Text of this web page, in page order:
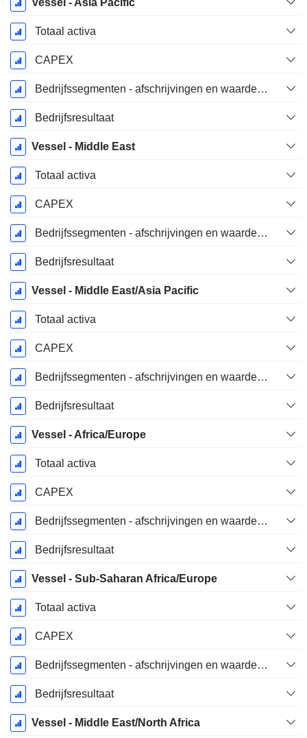
Vessel - Asia Pacific
Totaal activa
CAPEX
Bedrijfssegmenten - afschrijvingen en waardeverminderingen
Bedrijfsresultaat
Vessel - Middle East
Totaal activa
CAPEX
Bedrijfssegmenten - afschrijvingen en waardeverminderingen
Bedrijfsresultaat
Vessel - Middle East/Asia Pacific
Totaal activa
CAPEX
Bedrijfssegmenten - afschrijvingen en waardeverminderingen
Bedrijfsresultaat
Vessel - Africa/Europe
Totaal activa
CAPEX
Bedrijfssegmenten - afschrijvingen en waardeverminderingen
Bedrijfsresultaat
Vessel - Sub-Saharan Africa/Europe
Totaal activa
CAPEX
Bedrijfssegmenten - afschrijvingen en waardeverminderingen
Bedrijfsresultaat
Vessel - Middle East/North Africa